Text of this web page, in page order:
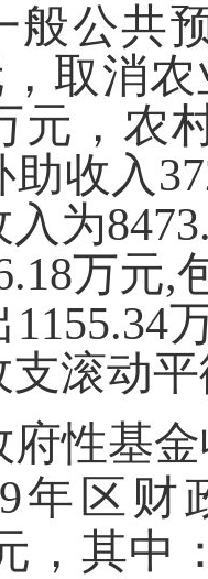
般公共
取消
元，农
助收入
为
万元,
1155.34
支滚动
府性基
年区财
，其中